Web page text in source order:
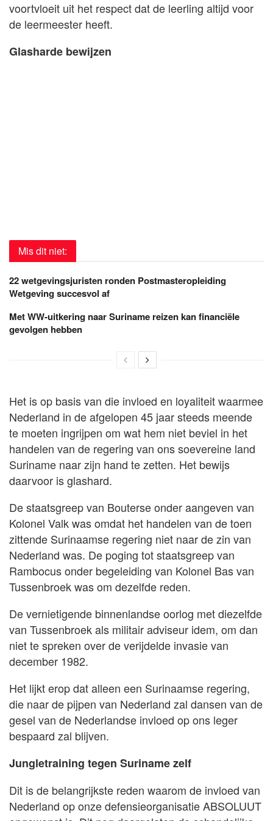
voortvloeit uit het respect dat de leerling altijd voor
de leermeester heeft.
Glasharde bewijzen
Mis dit niet:
22 wetgevingsjuristen ronden Postmasteropleiding
Wetgeving succesvol af
Met WW-uitkering naar Suriname reizen kan financiële
gevolgen hebben
Het is op basis van die invloed en loyaliteit waarmee
Nederland in de afgelopen 45 jaar steeds meende
te moeten ingrijpen om wat hem niet beviel in het
handelen van de regering van ons soevereine land
Suriname naar zijn hand te zetten. Het bewijs
daarvoor is glashard.
De staatsgreep van Bouterse onder aangeven van
Kolonel Valk was omdat het handelen van de toen
zittende Surinaamse regering niet naar de zin van
Nederland was. De poging tot staatsgreep van
Rambocus onder begeleiding van Kolonel Bas van
Tussenbroek was om dezelfde reden.
De vernietigende binnenlandse oorlog met diezelfde
van Tussenbroek als militair adviseur idem, om dan
niet te spreken over de verijdelde invasie van
december 1982.
Het lijkt erop dat alleen een Surinaamse regering,
die naar de pijpen van Nederland zal dansen van de
gesel van de Nederlandse invloed op ons leger
bespaard zal blijven.
Jungletraining tegen Suriname zelf
Dit is de belangrijkste reden waarom de invloed van
Nederland op onze defensieorganisatie ABSOLUUT